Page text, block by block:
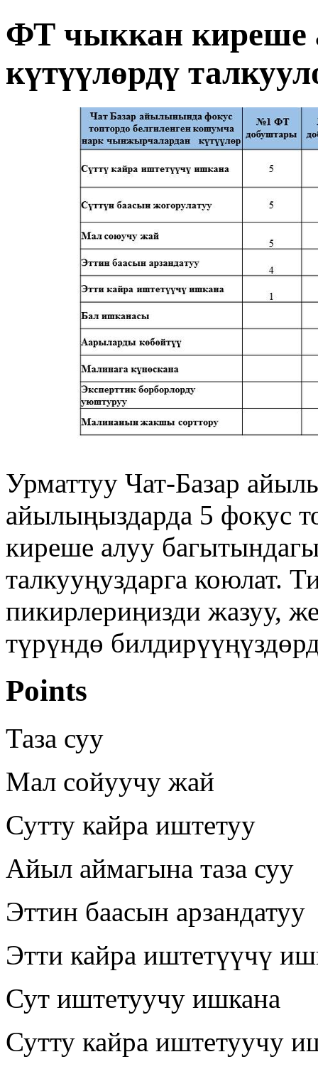
ФТ чыккан киреше
күтүүлөрдү
Урматтуу Чат-Базар
айылыңыздарда 5 фокус
киреше алуу
талкууңуздарга коюлат.
пикирлериңизди жазуу,
түрүндө
Points
Таза суу
Мал сойуучу жай
Сутту кайра иштетуу
Айыл аймагына таза суу
Эттин баасын арзандатуу
Этти кайра иштетүүчү
Сут иштетуучу ишкана
Сутту кайра иштетуучу